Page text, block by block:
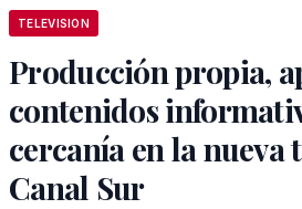
TELEVISION
Producción propia,
contenidos
cercanía en la nueva
Canal Sur